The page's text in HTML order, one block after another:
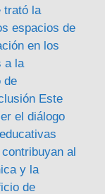
trató la
espacios de
en los
a la
de
Este
el diálogo
al
y la
de